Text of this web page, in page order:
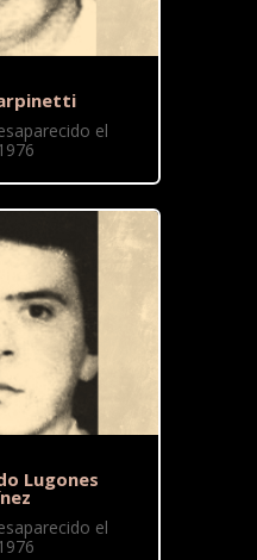
el
Lugones
el